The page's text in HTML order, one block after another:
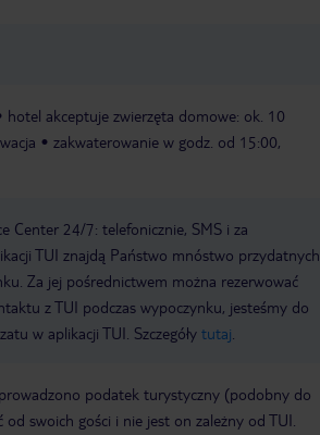
hotel akceptuje zwierzęta domowe: ok. 10
zakwaterowanie w godz. od 15:00,
Center 24/7: telefonicznie, SMS i za
TUI znajdą Państwo mnóstwo przydatnych
Za jej pośrednictwem można rezerwować
z TUI podczas wypoczynku, jesteśmy do
w aplikacji TUI. Szczegóły tutaj
podatek turystyczny (podobny do
swoich gości i nie jest on zależny od TUI.